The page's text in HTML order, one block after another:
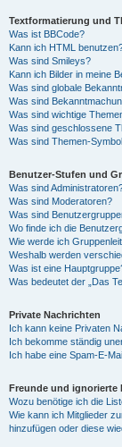
Textformatierung und
Was ist BBCode?
Kann ich HTML
Was sind Smileys?
Kann ich Bilder in meine
Was sind globale
Was sind
Was sind wichtige
Was sind geschlossene
Was sind Themen-
Benutzer-Stufen und
Was sind
Was sind Moderatoren?
Was sind
Wo finde ich die
Wie werde ich
Weshalb werden
Was ist eine
Was bedeutet der „Das
Private Nachrichten
Ich kann keine Privaten
Ich bekomme ständig
Ich habe eine Spam-E-
Freunde und ignorierte
Wozu benötige ich die
Wie kann ich Mitglieder
hinzufügen oder diese